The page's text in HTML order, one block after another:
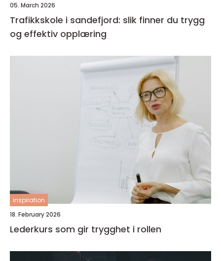
05. March 2026
Trafikkskole i sandefjord: slik finner du trygg
og effektiv opplæring
inspiration
18. February 2026
Lederkurs som gir trygghet i rollen